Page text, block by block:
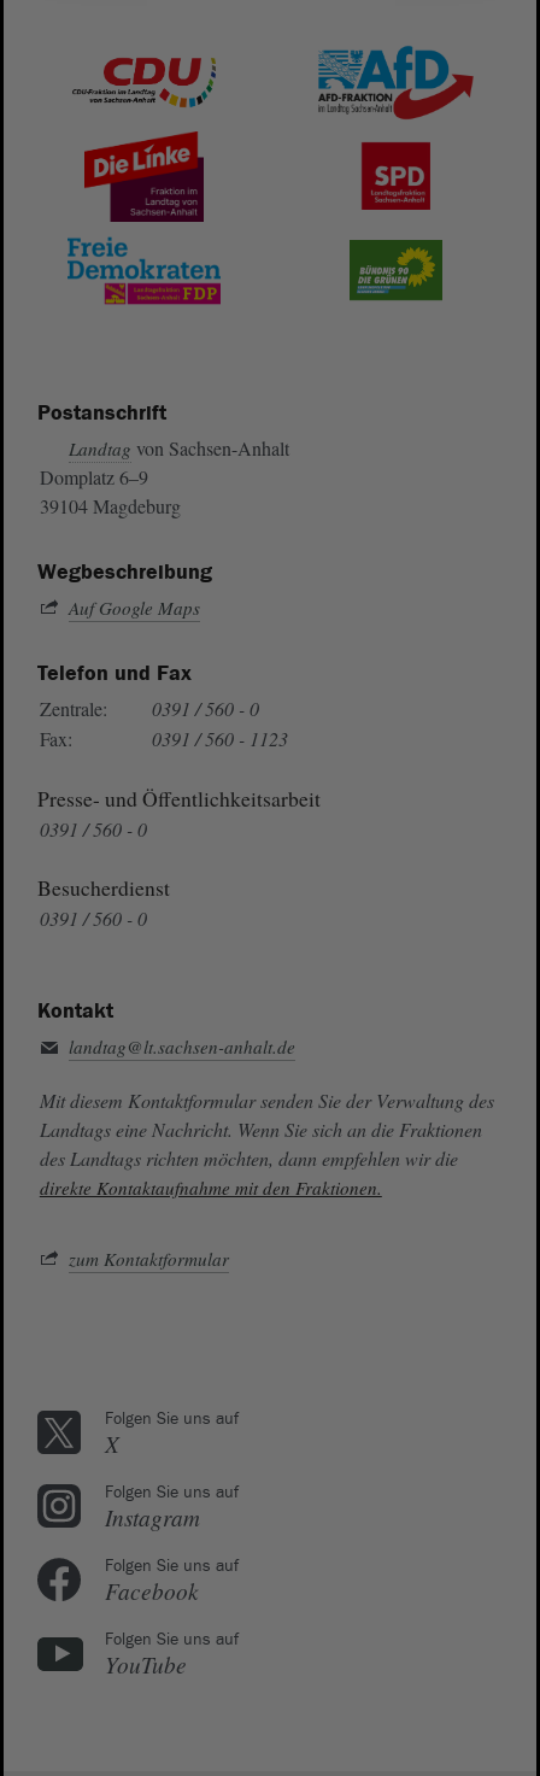
Postanschrift
Landtag von Sachsen-Anhalt
Domplatz 6–9
39104 Magdeburg
Wegbeschreibung
Auf Google Maps
Telefon und Fax
Zentrale:
0391 / 560 - 0
Fax:
0391 / 560 - 1123
Presse- und Öffentlichkeitsarbeit
0391 / 560 - 0
Besucherdienst
0391 / 560 - 0
Kontakt
landtag@lt.sachsen-anhalt.de
Mit diesem Kontaktformular senden Sie der Verwaltung des
Landtags eine Nachricht. Wenn Sie sich an die Fraktionen
des Landtags richten möchten, dann empfehlen wir die
direkte Kontaktaufnahme mit den Fraktionen.
zum Kontaktformular
Folgen Sie uns auf
X
Folgen Sie uns auf
Instagram
Folgen Sie uns auf
Facebook
Folgen Sie uns auf
YouTube